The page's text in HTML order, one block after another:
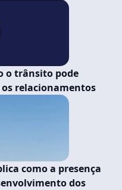
o trânsito pode
relacionamentos
como a presença
dos